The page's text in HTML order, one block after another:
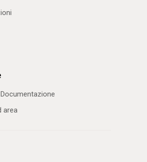
area